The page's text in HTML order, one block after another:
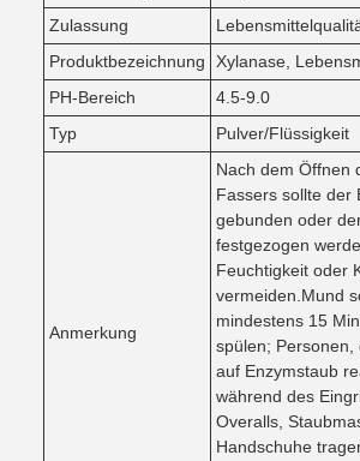
Zulassung
Produktbezeichnung
Xylanase,
PH-Bereich
4.5-9.0
Typ
Pulver/Flüssigkeit
Anmerkung
Nach dem Öffnen
Fassers sollte der
gebunden oder
festgezogen
Feuchtigkeit oder
vermeiden.Mund
mindestens 15
spülen; Personen,
auf Enzymstaub
während des
Overalls,
Handschuhe